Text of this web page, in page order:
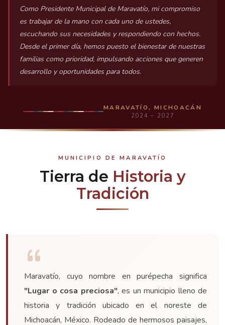
Como Presidente Municipal de Maravatío, mi compromiso
es trabajar de la mano con cada uno de ustedes,
escuchando sus necesidades y respondiendo con hechos.
Desde el primer día, hemos puesto el bienestar de nuestras
familias como prioridad, impulsando acciones que generen
desarrollo y oportunidades para todos.
MARAVATÍO, MICHOACÁN
2024 – 2027
MUNICIPIO DE MARAVATÍO
Tierra de Historia y
Tradición
Maravatío, cuyo nombre en purépecha significa
"Lugar o cosa preciosa", es un municipio lleno de
historia y tradición ubicado en el noreste de
Michoacán, México. Rodeado de hermosos paisajes,